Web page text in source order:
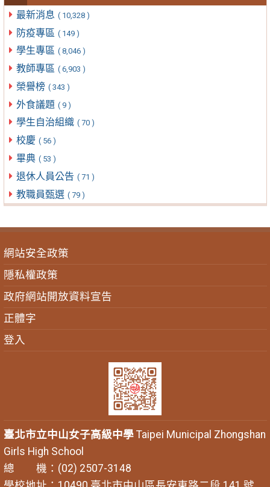
最新消息 ( 10,328 )
防疫專區 ( 149 )
學生專區 ( 8,046 )
教師專區 ( 6,903 )
榮譽榜 ( 343 )
外食議題 ( 9 )
學生自治組織 ( 70 )
校慶 ( 56 )
畢典 ( 53 )
退休人員公告 ( 71 )
教職員甄選 ( 79 )
網站安全政策
隱私權政策
政府網站開放資料宣告
正體字
登入
臺北市立中山女子高級中學Taipei Municipal Zhongshan
Girls High School
總 機：(02) 2507-3148